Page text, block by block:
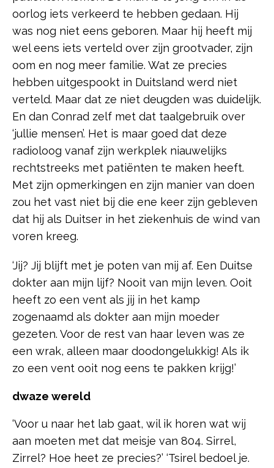
oorlog iets verkeerd te hebben gedaan. Hij
was nog niet eens geboren. Maar hij heeft mij
wel eens iets verteld over zijn grootvader, zijn
oom en nog meer familie. Wat ze precies
hebben uitgespookt in Duitsland werd niet
verteld. Maar dat ze niet deugden was duidelijk.
En dan Conrad zelf met dat taalgebruik over
‘jullie mensen’. Het is maar goed dat deze
radioloog vanaf zijn werkplek niauwelijks
rechtstreeks met patiënten te maken heeft.
Met zijn opmerkingen en zijn manier van doen
zou het vast niet bij die ene keer zijn gebleven
dat hij als Duitser in het ziekenhuis de wind van
voren kreeg.
‘Jij? Jij blijft met je poten van mij af. Een Duitse
dokter aan mijn lijf? Nooit van mijn leven. Ooit
heeft zo een vent als jij in het kamp
zogenaamd als dokter aan mijn moeder
gezeten. Voor de rest van haar leven was ze
een wrak, alleen maar doodongelukkig! Als ik
zo een vent ooit nog eens te pakken krijg!’
dwaze wereld
‘Voor u naar het lab gaat, wil ik horen wat wij
aan moeten met dat meisje van 804. Sirrel,
Zirrel? Hoe heet ze precies?’ ‘Tsirel bedoel je.